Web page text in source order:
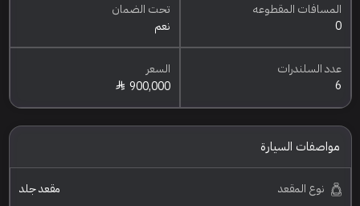
المسافات المقطوعه
0
تحت الضمان
نعم
عدد السلندرات
6
السعر
900,000
مواصفات السيارة
نوع المقعد مقعد جلد